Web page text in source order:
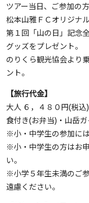
ツアー当日、ご参加の
松本山雅ＦＣオリジナ
第１回「山の日」記念
グッズをプレゼント。
のりくら観光協会より
ント。
【旅行代金】
大人 ６，４８０円(税
食付き(お弁当)・山岳
※小・中学生の参加に
※小・中学生の方はお
い。
※小学５年生未満のご
遠慮ください。